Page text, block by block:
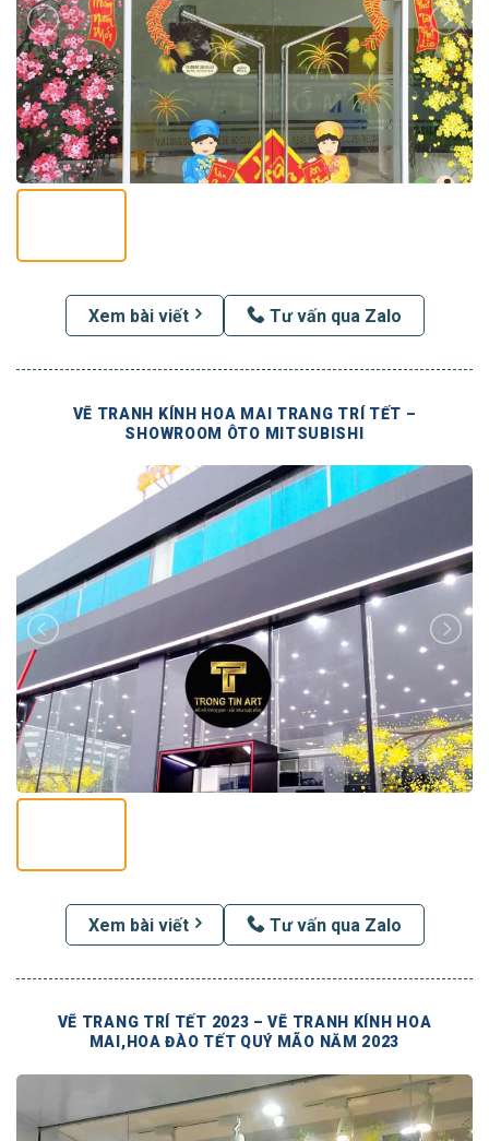
Xem bài viết Tư vấn qua Zalo
VẼ TRANH KÍNH HOA MAI TRANG TRÍ TẾT –
SHOWROOM ÔTO MITSUBISHI
Xem bài viết Tư vấn qua Zalo
VẼ TRANG TRÍ TẾT 2023 – VẼ TRANH KÍNH HOA
MAI,HOA ĐÀO TẾT QUÝ MÃO NĂM 2023